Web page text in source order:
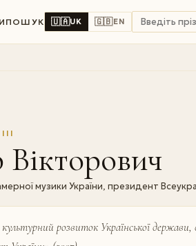
ПОШУК 🇺🇦UK 🇬🇧EN
III
музики України, президент
розвиток Української держави,